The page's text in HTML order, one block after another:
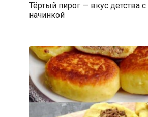
Тёртый пирог — вкус детства
начинкой